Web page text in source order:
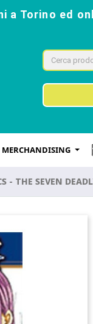
a Torino ed
MERCHANDISING
- THE SEVEN